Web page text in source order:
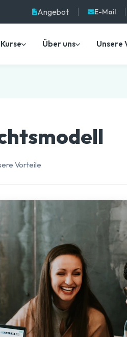
Angebot E-Mail
Kurse Über uns Unsere
Vorteile